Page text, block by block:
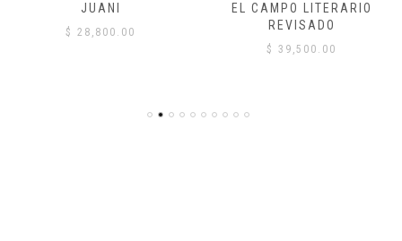
JUANI
$ 28,800.00
EL CAMPO LITERARIO
REVISADO
$ 39,500.00